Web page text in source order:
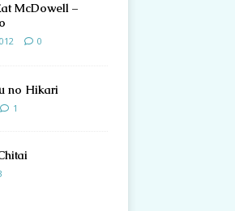
McDowell –
0
no Hikari
1